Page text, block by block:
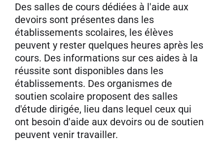
Des salles de cours dédiées à l'aide aux
devoirs sont présentes dans les
établissements scolaires, les élèves
peuvent y rester quelques heures après les
cours. Des informations sur ces aides à la
réussite sont disponibles dans les
établissements. Des organismes de
soutien scolaire proposent des salles
d'étude dirigée, lieu dans lequel ceux qui
ont besoin d'aide aux devoirs ou de soutien
peuvent venir travailler.